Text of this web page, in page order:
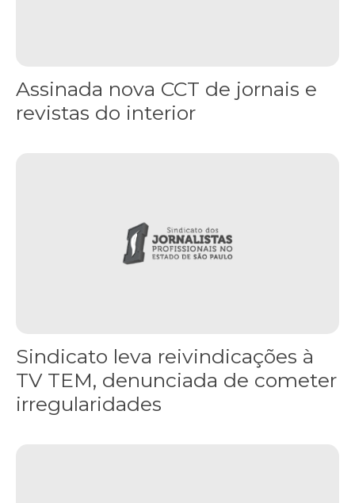
Assinada nova CCT de jornais e
revistas do interior
Sindicato leva reivindicações à
TV TEM, denunciada de cometer
irregularidades